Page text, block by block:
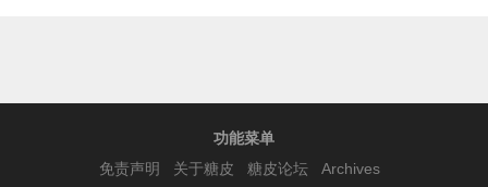
功能菜单
免责声明
关于糖皮 糖皮论坛 Archives